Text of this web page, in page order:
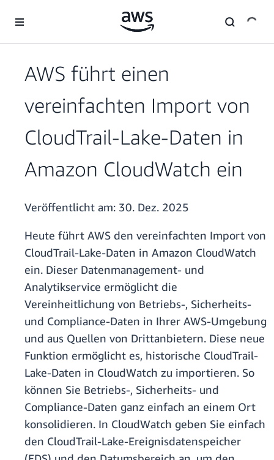
Überspringen zum Hauptinhalt
AWS führt einen
vereinfachten Import von
CloudTrail-Lake-Daten in
Amazon CloudWatch ein
Veröffentlicht am: 30. Dez. 2025
Heute führt AWS den vereinfachten Import von
CloudTrail-Lake-Daten in Amazon CloudWatch
ein. Dieser Datenmanagement- und
Analytikservice ermöglicht die
Vereinheitlichung von Betriebs-, Sicherheits-
und Compliance-Daten in Ihrer AWS-Umgebung
und aus Quellen von Drittanbietern. Diese neue
Funktion ermöglicht es, historische CloudTrail-
Lake-Daten in CloudWatch zu importieren. So
können Sie Betriebs-, Sicherheits- und
Compliance-Daten ganz einfach an einem Ort
konsolidieren. In CloudWatch geben Sie einfach
den CloudTrail-Lake-Ereignisdatenspeicher